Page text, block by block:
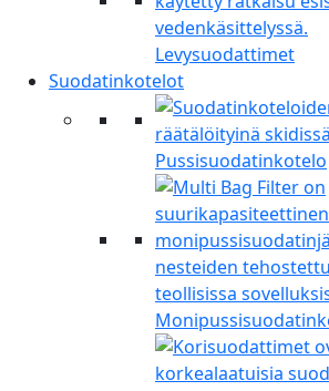
Levysuodattimet
Suodatinkotelot
Pussisuodatinkotelo